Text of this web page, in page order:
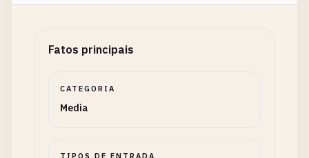
Fatos principais
CATEGORIA
Media
TIPOS DE ENTRADA